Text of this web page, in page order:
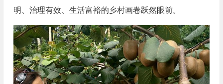
明、治理有效、生活富裕的乡村画卷跃然眼前。